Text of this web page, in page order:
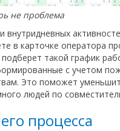
не проблема
внутридневных
в карточке оператора
такой график
с учетом
Это поможет
людей по
процесса